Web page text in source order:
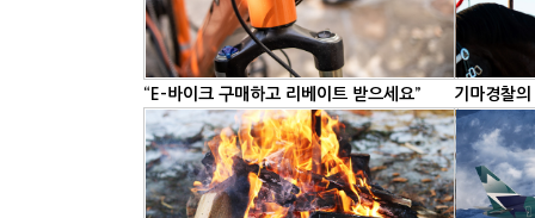
“E-바이크 구매하고 리베이트 받으세요” 기마경찰